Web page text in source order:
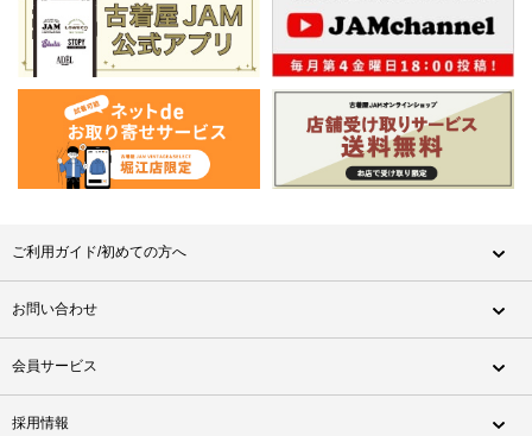
ご利用ガイド/初めての方へ
お問い合わせ
会員サービス
採用情報